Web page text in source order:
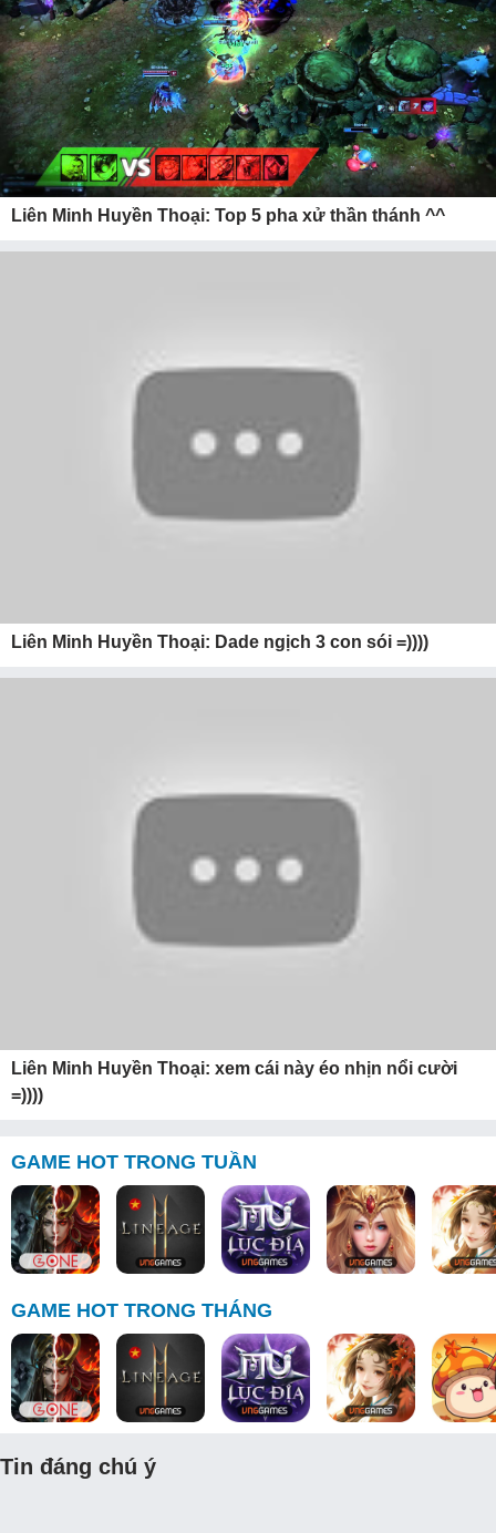
Liên Minh Huyền Thoại: Top 5 pha xử thần thánh ^^
Liên Minh Huyền Thoại: Dade ngịch 3 con sói =))))
Liên Minh Huyền Thoại: xem cái này éo nhịn nổi cười
=))))
GAME HOT TRONG TUẦN
GAME HOT TRONG THÁNG
Tin đáng chú ý